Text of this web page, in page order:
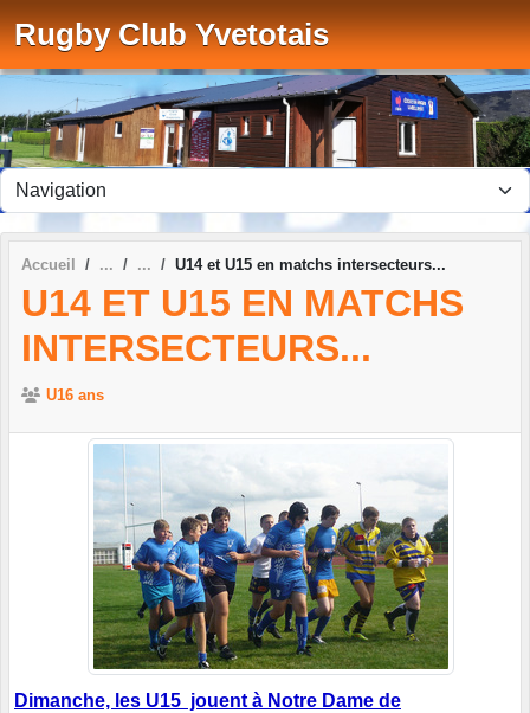
Rugby Club Yvetotais
Accueil U14 et U15 en matchs intersecteurs...
U14 ET U15 EN MATCHS
INTERSECTEURS...
U16 ans
Dimanche, les U15 jouent à Notre Dame de